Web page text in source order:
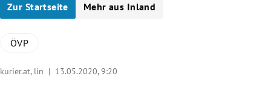
Zur Startseite Mehr aus Inland
ÖVP
kurier.at, lin | 13.05.2020, 9:20